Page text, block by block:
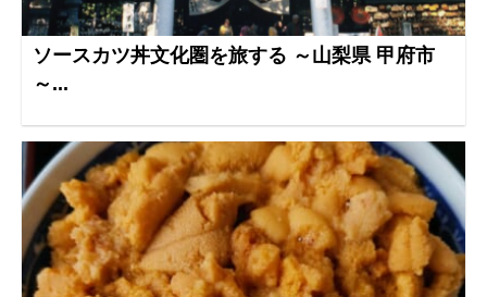
ソースカツ丼文化圏を旅する ～山梨県 甲府市
～...